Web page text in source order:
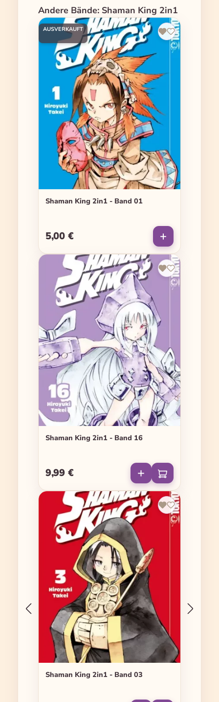
Produktgalerie überspringen
Andere Bände: Shaman King 2in1
AUSVERKAUFT
Shaman King 2in1 - Band 01
Regulärer Preis:
5,00 €
Shaman King 2in1 - Band 16
Regulärer Preis:
9,99 €
Shaman King 2in1 - Band 03